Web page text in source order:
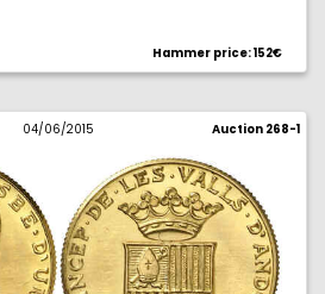
Hammer price: 152€
04/06/2015 Auction 268-1